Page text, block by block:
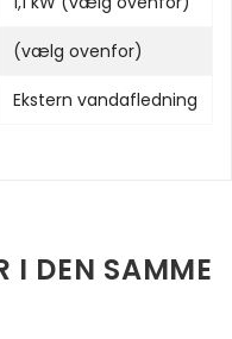
(vælg ovenfor)
Ekstern vandafledning
I DEN SAMME